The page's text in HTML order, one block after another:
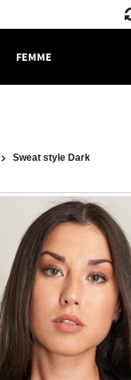
FEMME
Sweat style Dark